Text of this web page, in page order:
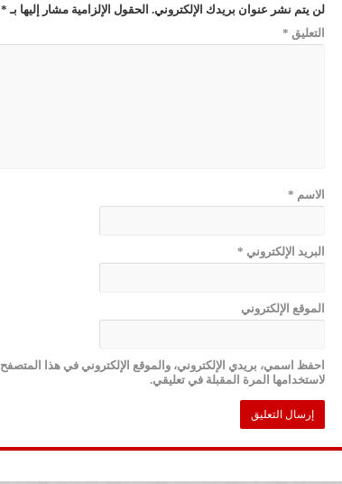
لن يتم نشر عنوان بريدك الإلكتروني. الحقول الإلزامية مشار إليها بـ *
التعليق *
الاسم *
البريد الإلكتروني *
الموقع الإلكتروني
احفظ اسمي، بريدي الإلكتروني، والموقع الإلكتروني في هذا المتصفح
لاستخدامها المرة المقبلة في تعليقي.